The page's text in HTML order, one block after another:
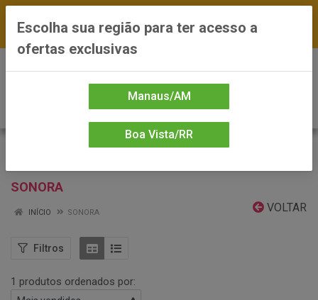
*Preços exclusivos do site — Entrega em até 24h
SONORA
VOLTAR
INÍCIO SONORA
Filtros
1 produtos ordenados por:
Escolha sua região para ter acesso a
ofertas exclusivas
Manaus/AM
Boa Vista/RR